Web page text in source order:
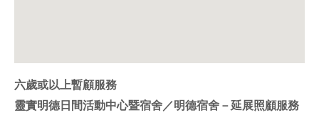
六歲或以上暫顧服務
靈實明德日間活動中心暨宿舍／明德宿舍－延展照顧服務